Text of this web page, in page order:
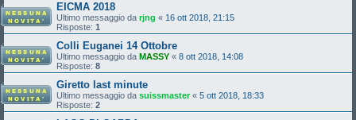
EICMA 2018
Ultimo messaggio da rjng « 16 ott 2018, 21:15
Risposte: 1
Colli Euganei 14 Ottobre
Ultimo messaggio da MASSY « 8 ott 2018, 14:08
Risposte: 8
Giretto last minute
Ultimo messaggio da suissmaster« 5 ott 2018, 18:33
Risposte: 2